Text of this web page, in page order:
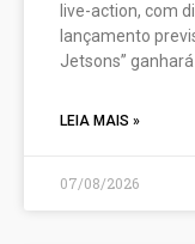
live-action, com
lançamento
Jetsons” ganhará
LEIA MAIS »
07/08/2026